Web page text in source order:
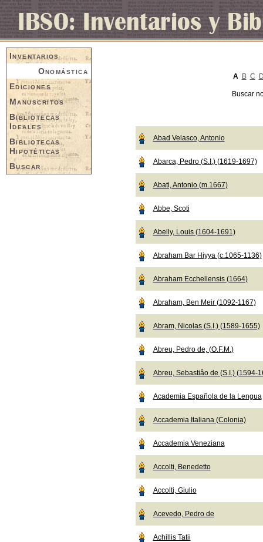
Inventarios
Onomástica
Ediciones
Manuscritos
Bibliotecas
Ideales
Bibliotecas
Hipotéticas
Buscar
A B C
Buscar
Abad Velasco, Antonio
Abarca, Pedro (S.I.) (1619-1697)
Abati, Antonio (m.1667)
Abbe, Scoti
Abelly, Louis (1604-1691)
Abraham Bar Hiyya (c.1065-1136)
Abraham Ecchellensis (1664)
Abraham, Ben Meir (1092-1167)
Abram, Nicolas (S.I.) (1589-1655)
Abreu, Pedro de, (O.F.M.)
Abreu, Sebastiâo de (S.I.) (1594-
Academia Española de la Lengua
Accademia Italiana (Colonia)
Accademia Veneziana
Accolti, Benedetto
Accolti, Giulio
Acevedo, Pedro de
Achillis Tatii